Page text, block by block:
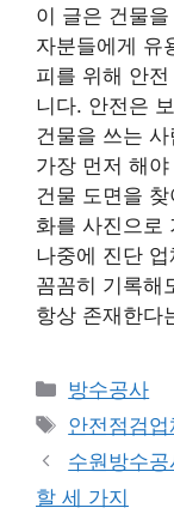
이 글은 건물
자분들에게 유
피를 위해 안
니다. 안전은
건물을 쓰는
가장 먼저 해
건물 도면을
화를 사진으로
나중에 진단
꼼꼼히 기록해
항상 존재한다
카
테
리
방수공사
태
그
안전점검업
수원방수
할 세 가지